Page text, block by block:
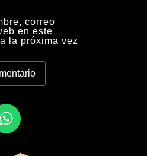
correo
en este
la próxima vez